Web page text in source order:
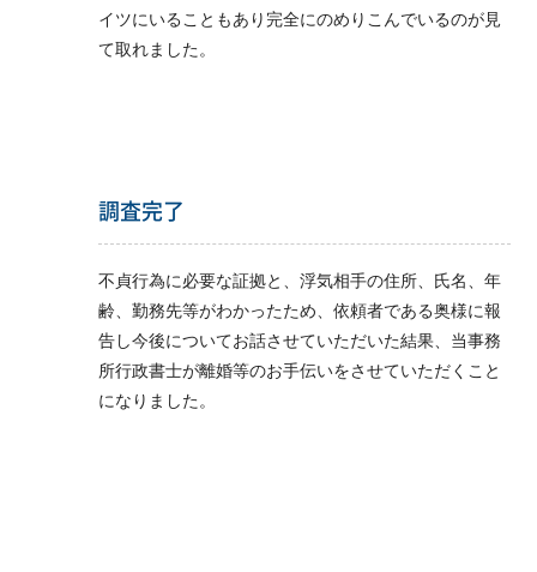
イツにいることもあり完全にのめりこんでいるのが見
て取れました。
調査完了
不貞行為に必要な証拠と、浮気相手の住所、氏名、年
齢、勤務先等がわかったため、依頼者である奥様に報
告し今後についてお話させていただいた結果、当事務
所行政書士が離婚等のお手伝いをさせていただくこと
になりました。